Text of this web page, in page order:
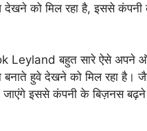
को मिल रहा है, इससे
Leyland बहुत सारे ऐसे अपने
बनाते हुवे देखने को मिल रहा
इससे कंपनी के बिज़नस